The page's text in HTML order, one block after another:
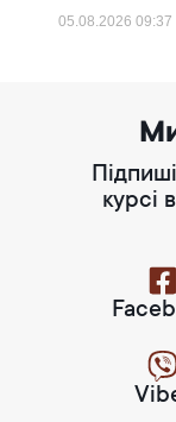
05.08.202609:37
курсі